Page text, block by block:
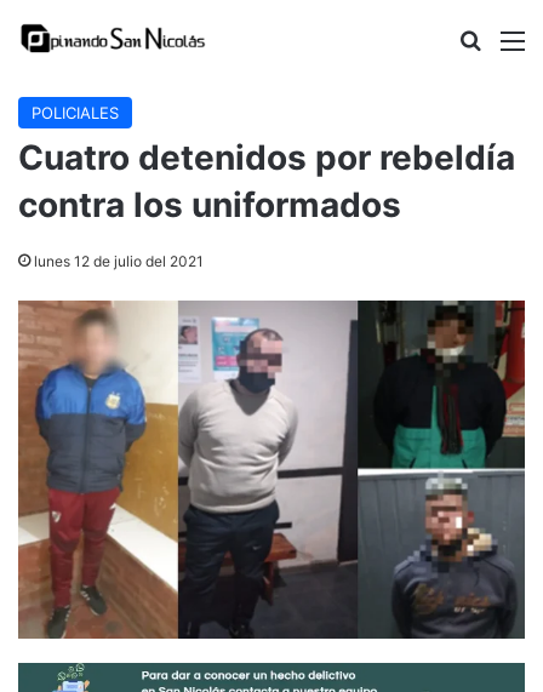
Buscar
POLICIALES
Cuatro detenidos por rebeldía
contra los uniformados
lunes 12 de julio del 2021